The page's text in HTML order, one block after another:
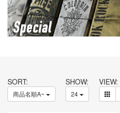
SORT:
商品名順A~
SHOW:
24
VIEW: